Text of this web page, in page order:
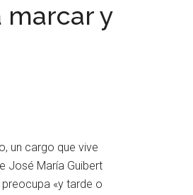
marcar y
un cargo que vive
José María Guibert
«y tarde o